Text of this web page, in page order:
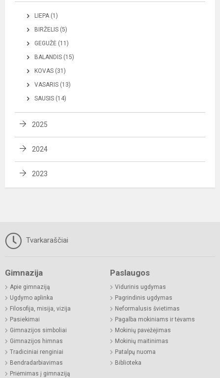
LIEPA (1)
BIRŽELIS (5)
GEGUŽĖ (11)
BALANDIS (15)
KOVAS (31)
VASARIS (13)
SAUSIS (14)
2025
2024
2023
Tvarkaraščiai
Gimnazija
Apie gimnaziją
Ugdymo aplinka
Filosofija, misija, vizija
Pasiekimai
Gimnazijos simboliai
Gimnazijos himnas
Tradiciniai renginiai
Bendradarbiavimas
Priėmimas į gimnaziją
Paslaugos
Vidurinis ugdymas
Pagrindinis ugdymas
Neformalusis švietimas
Pagalba mokiniams ir tėvams
Mokinių pavėžėjimas
Mokinių maitinimas
Patalpų nuoma
Biblioteka